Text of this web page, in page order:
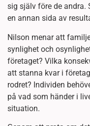
sig själv före de andra.
en annan sida av
Nilson menar att
synlighet och
företaget? Vilka
att stanna kvar i
rodret? Individen
på vad som händer i
situation.